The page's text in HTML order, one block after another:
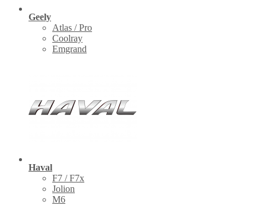
Geely
Atlas / Pro
Coolray
Emgrand
Haval
F7 / F7x
Jolion
M6